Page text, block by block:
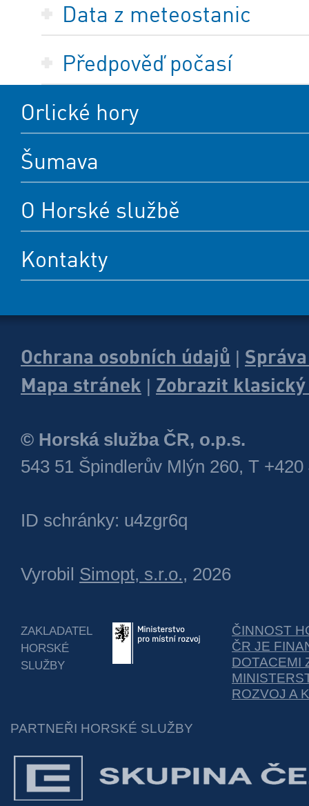
Data z meteostanic
Předpověď počasí
Orlické hory
Šumava
O Horské službě
Kontakty
Ochrana osobních údajů
Mapa stránek
Zobrazit
© Horská služba ČR, o.p.s.
543 51 Špindlerův Mlýn 260, T +420
ID schránky: u4zgr6q
Vyrobil Simopt, s.r.o., 2026
ZAKLADATEL
HORSKÉ
SLUŽBY
ČINNOST
ČR JE
DOTACEMI
ROZVOJ A
PARTNEŘI HORSKÉ SLUŽBY